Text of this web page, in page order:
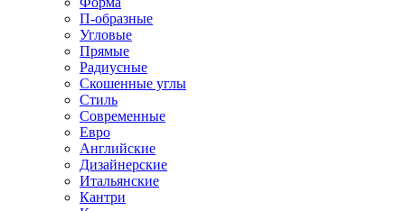
П-образные
Угловые
Прямые
Радиусные
Скошенные углы
Стиль
Современные
Евро
Английские
Дизайнерские
Итальянские
Кантри